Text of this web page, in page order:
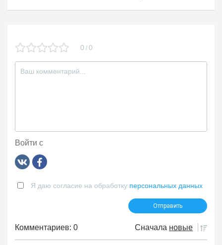
ki
0 / 0
Войти с
Я даю согласие на обработку персональных данных
Комментариев: 0 Сначала новые